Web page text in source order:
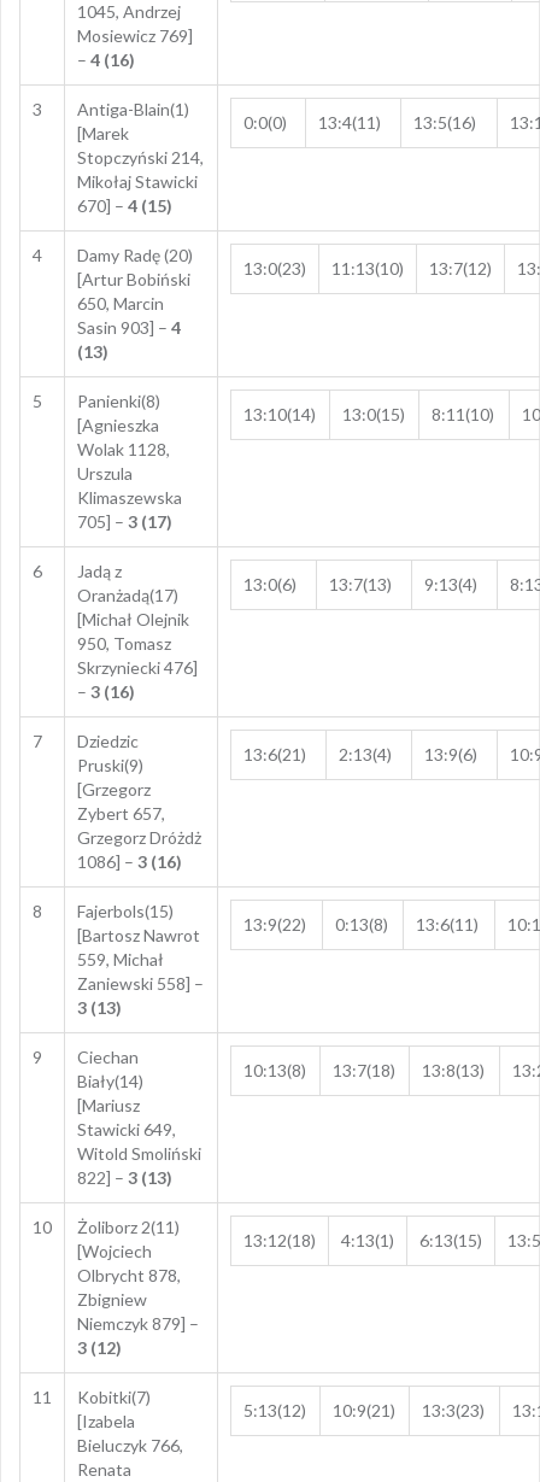
1045, Andrzej
Mosiewicz 769]
– 4 (16)
3
Antiga-Blain(1)
[Marek
Stopczyński 214,
Mikołaj Stawicki
670] – 4 (15)
0:0(0) 13:4(11) 13:5(16)
4
Damy Radę (20)
[Artur Bobiński
650, Marcin
Sasin 903] – 4
(13)
13:0(23) 11:13(10) 13:7(12)
5
Panienki(8)
[Agnieszka
Wolak 1128,
Urszula
Klimaszewska
705] – 3 (17)
13:10(14) 13:0(15) 8:11(10)
6
Jadą z
Oranżadą(17)
[Michał Olejnik
950, Tomasz
Skrzyniecki 476]
– 3 (16)
13:0(6) 13:7(13) 9:13(4)
7
Dziedzic
Pruski(9)
[Grzegorz
Zybert 657,
Grzegorz Dróżdż
1086] – 3 (16)
13:6(21) 2:13(4) 13:9(6)
8
Fajerbols(15)
[Bartosz Nawrot
559, Michał
Zaniewski 558] –
3 (13)
13:9(22) 0:13(8) 13:6(11)
9
Ciechan
Biały(14)
[Mariusz
Stawicki 649,
Witold Smoliński
822] – 3 (13)
10:13(8) 13:7(18) 13:8(13)
10
Żoliborz 2(11)
[Wojciech
Olbrycht 878,
Zbigniew
Niemczyk 879] –
3 (12)
13:12(18) 4:13(1) 6:13(15)
11
Kobitki(7)
[Izabela
Bieluczyk 766,
Renata
5:13(12) 10:9(21) 13:3(23)